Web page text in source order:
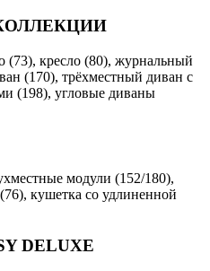
кресло (80), журнальный
(170), трёхместный диван с
(198), угловые диваны
модули (152/180),
кушетка со удлиненной
DELUXE